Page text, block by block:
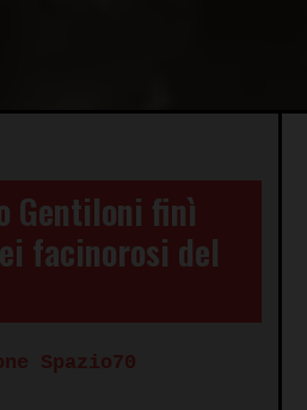
Gentiloni finì
facinorosi del
Spazio70